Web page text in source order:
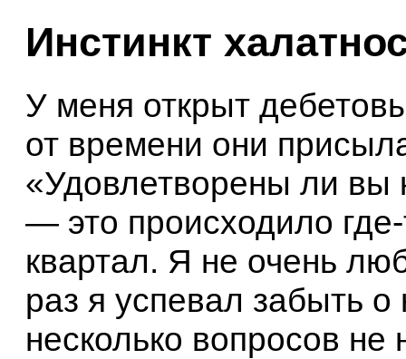
Инстинкт
У меня открыт
от времени они
«Удовлетворены ли вы
— это происходило
квартал. Я не очень
раз я успевал забыть о
несколько вопросов не